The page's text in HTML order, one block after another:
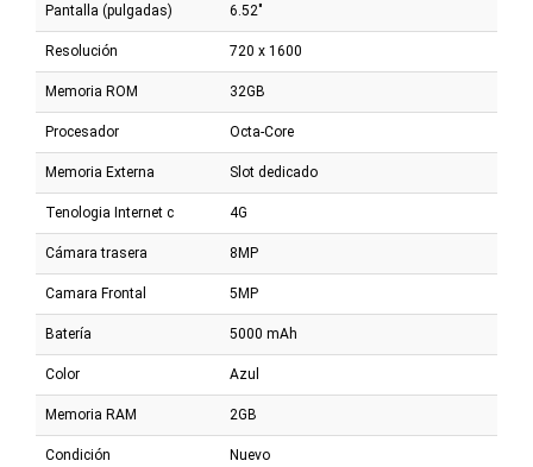
Pantalla (pulgadas) 6.52"
Resolución 720 x 1600
Memoria ROM 32GB
Procesador Octa-Core
Memoria Externa Slot dedicado
Tenologia Internet c 4G
Cámara trasera 8MP
Camara Frontal 5MP
Batería 5000 mAh
Color Azul
Memoria RAM 2GB
Condición Nuevo